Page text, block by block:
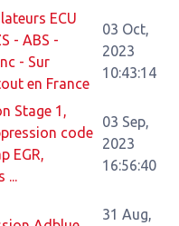
ECU
- ABS -
- Sur
en France
03 Oct,
2023
10:43:14
Stage 1,
code
EGR,
...
03 Sep,
2023
16:56:40
31 Aug,